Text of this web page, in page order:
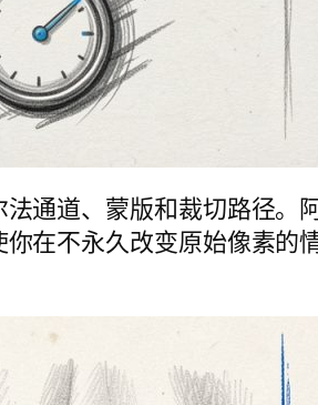
通道、蒙版和裁切路径
在不永久改变原始像素